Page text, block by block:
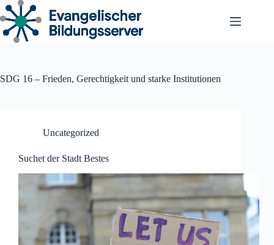
Zum
Inhalt
springen
SDG 16 – Frieden, Gerechtigkeit und starke Institutionen
Uncategorized
Suchet der Stadt Bestes